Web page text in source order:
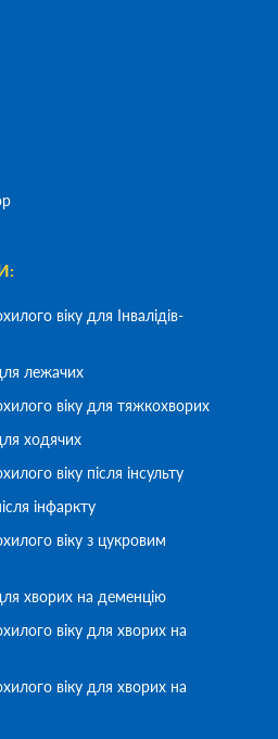
віку для Інвалідів-
лежачих
віку для тяжкохворих
ходячих
віку після інсульту
інфаркту
віку з цукровим
хворих на деменцію
віку для хворих на
віку для хворих на